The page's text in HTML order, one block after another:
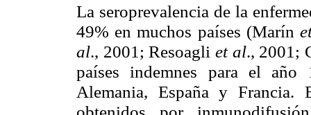
La seroprevalencia de la
49% en muchos países (Marín
al., 2001; Resoagli et al., 2001;
países indemnes para el año
Alemania, España y Francia.